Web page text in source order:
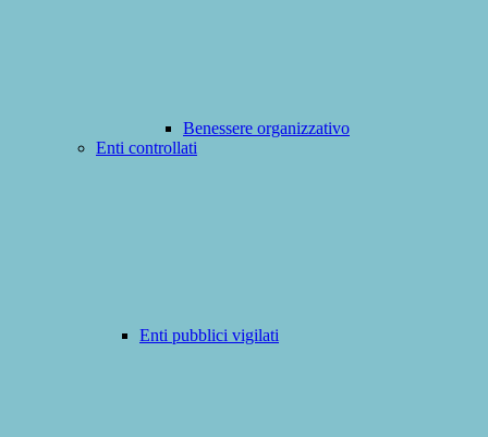
Benessere organizzativo
Enti controllati
Enti pubblici vigilati